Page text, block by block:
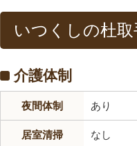
いつくしの杜取
介護体制
夜間体制 あり
居室清掃 なし